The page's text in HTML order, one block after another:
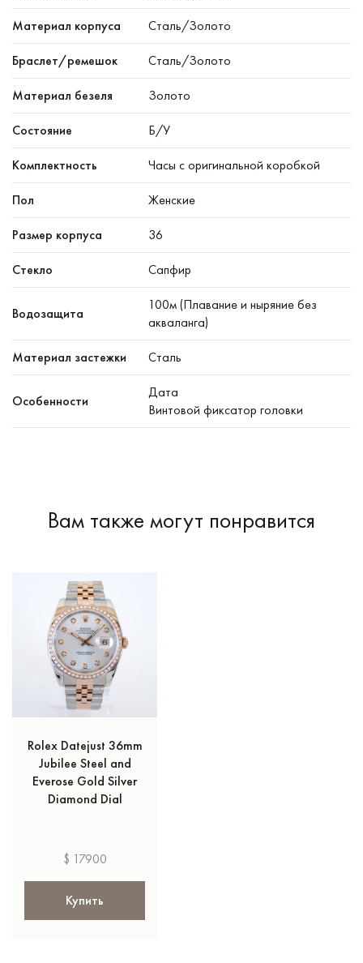
Материал корпуса Сталь/Золото
Браслет/ремешок Сталь/Золото
Материал безеля Золото
Состояние Б/У
Комплектность Часы с оригинальной коробкой
Пол Женские
Размер корпуса 36
Стекло Сапфир
Водозащита
100м (Плавание и ныряние без
акваланга)
Материал застежки Сталь
Особенности
Дата
Винтовой фиксатор головки
Вам также могут понравится
Rolex Datejust 36mm
Jubilee Steel and
Everose Gold Silver
Diamond Dial
$ 17900
Купить